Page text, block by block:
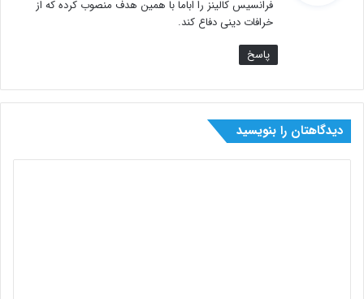
:
فرانسیس کالینز را اباما با همین هدف منصوب کرده که از
خرافات دینی دفاع کند.
پاسخ
دیدگاهتان را بنویسید